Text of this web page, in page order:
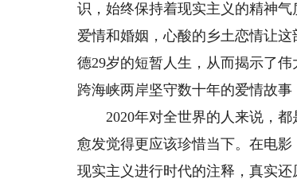
识，始终保持着现实主义的精神
爱情和婚姻，心酸的乡土恋情让
德29岁的短暂人生，从而揭示了
跨海峡两岸坚守数十年的爱情故
2020年对全世界的人来说，都
愈发觉得更应该珍惜当下。在电
现实主义进行时代的注释，真实